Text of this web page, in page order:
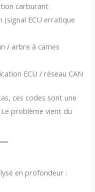
carburant
ECU erratique
/ arbre à cames
ECU / réseau CAN
ces codes sont une
problème vient du
en profondeur :